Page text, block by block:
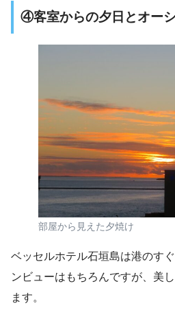
④客室からの夕日とオー
部屋から見えた夕焼け
ベッセルホテル石垣島は港のす
ンビューはもちろんですが、美
ます。